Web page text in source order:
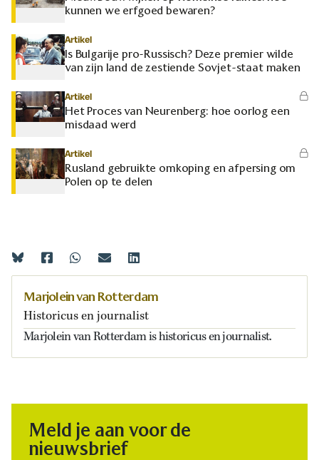
kunnen we erfgoed bewaren?
Artikel
Is Bulgarije pro-Russisch? Deze premier wilde
van zijn land de zestiende Sovjet-staat maken
Artikel
Het Proces van Neurenberg: hoe oorlog een
misdaad werd
Artikel
Rusland gebruikte omkoping en afpersing om
Polen op te delen
Marjolein van Rotterdam
Historicus en journalist
Marjolein van Rotterdam is historicus en journalist.
Meld je aan voor de
nieuwsbrief